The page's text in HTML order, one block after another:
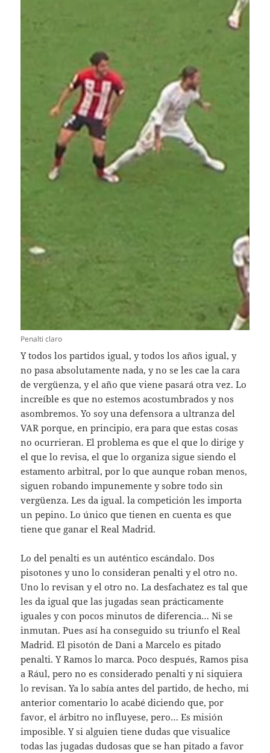
Penalti claro
Y todos los partidos igual, y todos los años igual, y
no pasa absolutamente nada, y no se les cae la cara
de vergüenza, y el año que viene pasará otra vez. Lo
increíble es que no estemos acostumbrados y nos
asombremos. Yo soy una defensora a ultranza del
VAR porque, en principio, era para que estas cosas
no ocurrieran. El problema es que el que lo dirige y
el que lo revisa, el que lo organiza sigue siendo el
estamento arbitral, por lo que aunque roban menos,
siguen robando impunemente y sobre todo sin
vergüenza. Les da igual. la competición les importa
un pepino. Lo único que tienen en cuenta es que
tiene que ganar el Real Madrid.
Lo del penalti es un auténtico escándalo. Dos
pisotones y uno lo consideran penalti y el otro no.
Uno lo revisan y el otro no. La desfachatez es tal que
les da igual que las jugadas sean prácticamente
iguales y con pocos minutos de diferencia… Ni se
inmutan. Pues así ha conseguido su triunfo el Real
Madrid. El pisotón de Dani a Marcelo es pitado
penalti. Y Ramos lo marca. Poco después, Ramos pisa
a Rául, pero no es considerado penalti y ni siquiera
lo revisan. Ya lo sabía antes del partido, de hecho, mi
anterior comentario lo acabé diciendo que, por
favor, el árbitro no influyese, pero… Es misión
imposible. Y si alguien tiene dudas que visualice
todas las jugadas dudosas que se han pitado a favor